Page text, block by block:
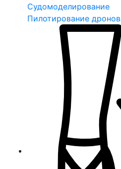
Судомоделирование
Пилотирование дронов